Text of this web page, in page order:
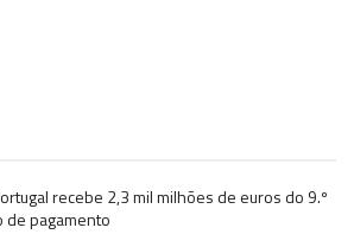
recebe 2,3 mil milhões de euros do 9.º
de pagamento